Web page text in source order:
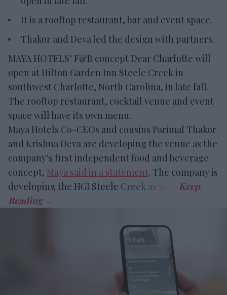
It is a rooftop restaurant, bar and event space.
Thakor and Deva led the design with partners.
MAYA HOTELS’ F&B concept Dear Charlotte will
open at Hilton Garden Inn Steele Creek in
southwest Charlotte, North Carolina, in late fall.
The rooftop restaurant, cocktail venue and event
space will have its own menu.
Maya Hotels Co-CEOs and cousins Parimal Thakor
and Krishna Deva are developing the venue as the
company’s first independent food and beverage
concept, Maya said in a statement. The company is
developing the HGI Steele Creek as well.